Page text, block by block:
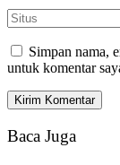
Simpan nama,
untuk komentar
Baca Juga